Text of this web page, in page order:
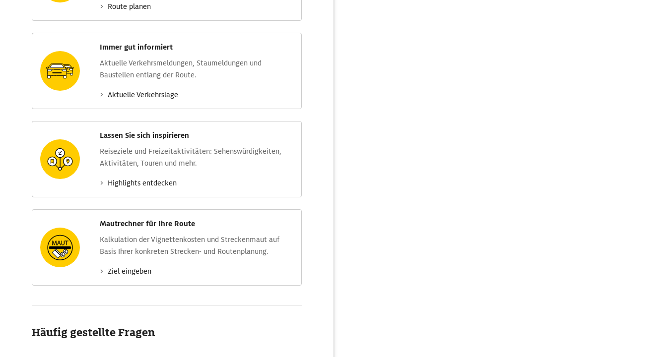
Route planen
Immer gut informiert
Aktuelle Verkehrs­meldungen, Stau­meldungen und
Baustellen entlang der Route.
Aktuelle Verkehrs­lage
Lassen Sie sich inspirieren
Reise­ziele und Freizeit­aktivitäten: Sehens­würdig­keiten,
Aktivitäten, Touren und mehr.
Highlights entdecken
Mautrechner für Ihre Route
Kalkulation der Vignettenkosten und Streckenmaut auf
Basis Ihrer konkreten Strecken- und Routenplanung.
Ziel eingeben
Häufig gestellte Fragen